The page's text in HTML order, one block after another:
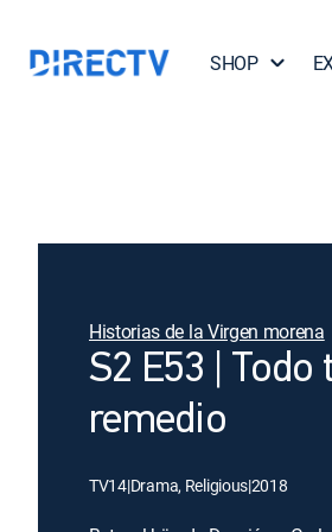
SHOP
Historias de la Virgen morena
S2 E53 | Todo
remedio
TV14|Drama, Religious|2018